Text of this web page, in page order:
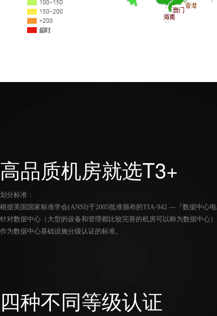
高品质机房就选T3+
划分标准：
根据美国国家标准学会(ANSI)于2005批准颁布的TIA-942 —『数据中心
针对数据中心（大型的设备和管理都比较完善的机房可以称为数据中心
作为数据中心基础设施分级认证的标准。
四种不同等级认证